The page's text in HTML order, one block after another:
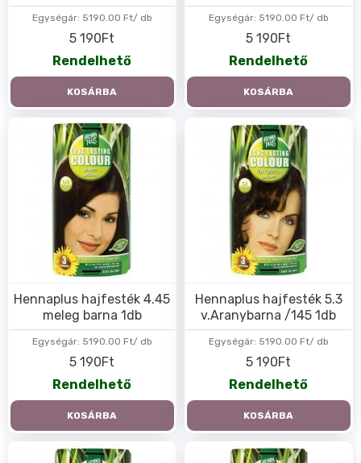
Egységár: 5190.00 Ft/ db
5 190Ft
Rendelhető
KOSÁRBA
Egységár: 5190.00 Ft/ db
5 190Ft
Rendelhető
KOSÁRBA
Egységár: 5190.00 Ft/ db
Hennaplus hajfesték 4.45
meleg barna 1db
5 190Ft
Rendelhető
KOSÁRBA
Egységár: 5190.00 Ft/ db
Hennaplus hajfesték 5.3
v.Aranybarna /145 1db
5 190Ft
Rendelhető
KOSÁRBA